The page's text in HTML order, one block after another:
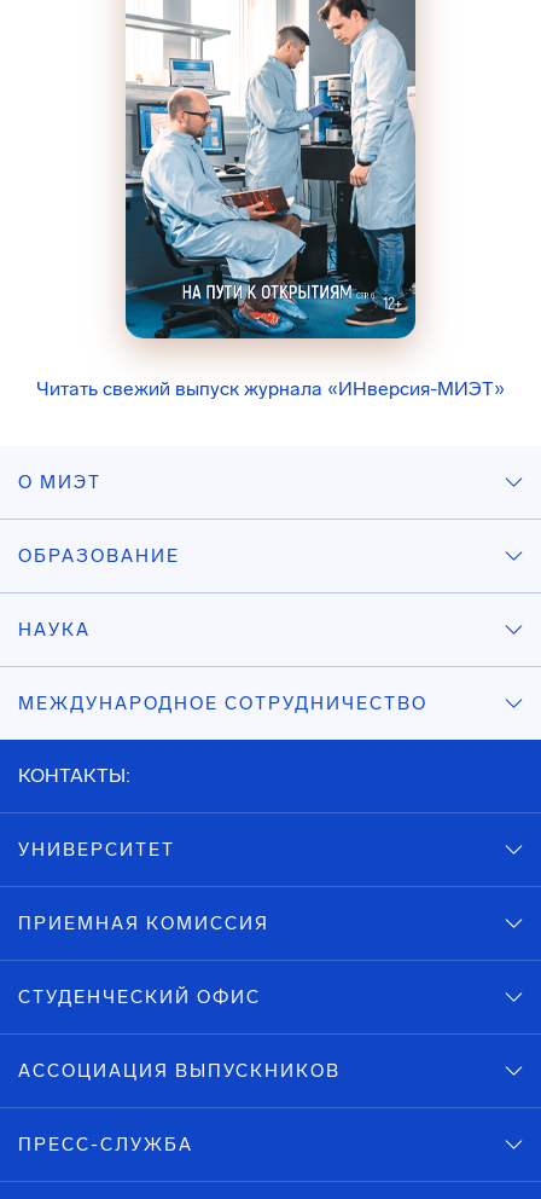
Читать свежий выпуск журнала «ИНверсия-МИЭТ»
О МИЭТ
ОБРАЗОВАНИЕ
НАУКА
МЕЖДУНАРОДНОЕ СОТРУДНИЧЕСТВО
КОНТАКТЫ:
УНИВЕРСИТЕТ
ПРИЕМНАЯ КОМИССИЯ
СТУДЕНЧЕСКИЙ ОФИС
АССОЦИАЦИЯ ВЫПУСКНИКОВ
ПРЕСС-СЛУЖБА